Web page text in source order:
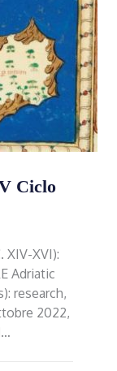
Ciclo
XIV-XVI):
Adriatic
research,
2022,